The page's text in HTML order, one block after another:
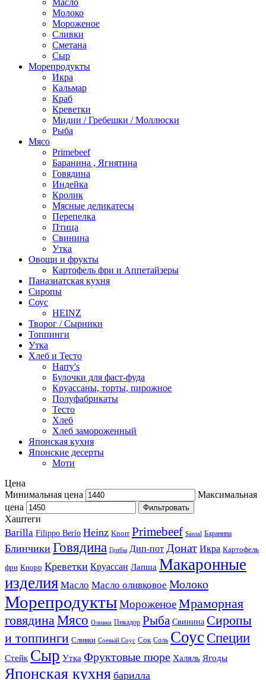
Масло
Молоко
Мороженое
Сливки
Сметана
Сыр
Морепродукты
Икра
Кальмар
Краб
Креветки
Мидии / Гребешки / Моллюски
Рыба
Мясо
Primebeef
Баранина , Ягнятина
Говядина
Индейка
Кролик
Мясные деликатесы
Перепелка
Птица
Свинина
Утка
Овощи и фрукты
Картофель фри и Аппетайзеры
Паназиатская кухня​
Сиропы
Соус
HEINZ
Творог / Сырники
Топпинги
Утка
Хлеб и Тесто
Harry's
Булочки для фаст-фуда
Круассаны, торты, пирожное
Полуфабрикаты
Тесто
Хлеб
Хлеб замороженный
Японская кухня
Японские десерты
Моти
Цена
Минимальная цена
Максимальная
цена
Фильтровать
Хаштеги
Barilla Filippo Berio Heinz Knorr Primebeef Santal Баранина
Блинчики Говядина Грибы Дип-пот Донат Икра Картофель
фри Кнорр Креветки Круассан Лапша Макаронные
изделия Масло Масло оливковое Молоко
МорепродуктыМороженоеМраморная
говядинаМясо Оливки Пикадор Рыба Свинина Сиропы
и топпинги Сливки Соевый Соус Сок Соль Соус Специи
Стейк Сыр Утка Фруктовые пюре Халяль Ягоды
Японская кухня барилла